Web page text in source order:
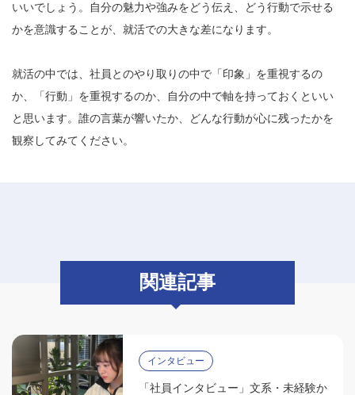
いいでしょう。自分の魅力や強みをどう伝え、どう行動で示せる
かを意識することが、就活での大きな差になります。
就活の中では、社員とのやり取りの中で「印象」を重視するの
か、「行動」を重視するのか、自分の中で軸を持っておくといい
と思います。誰の言葉が響いたか、どんな行動が心に残ったかを
観察してみてください。
関連記事
インタビュー
「社員インタビュー」文系・未経験か